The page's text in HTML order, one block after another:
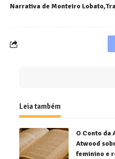
Narrativa de Monteiro Lobato
Leia também
O Conto da
Atwood
feminino e